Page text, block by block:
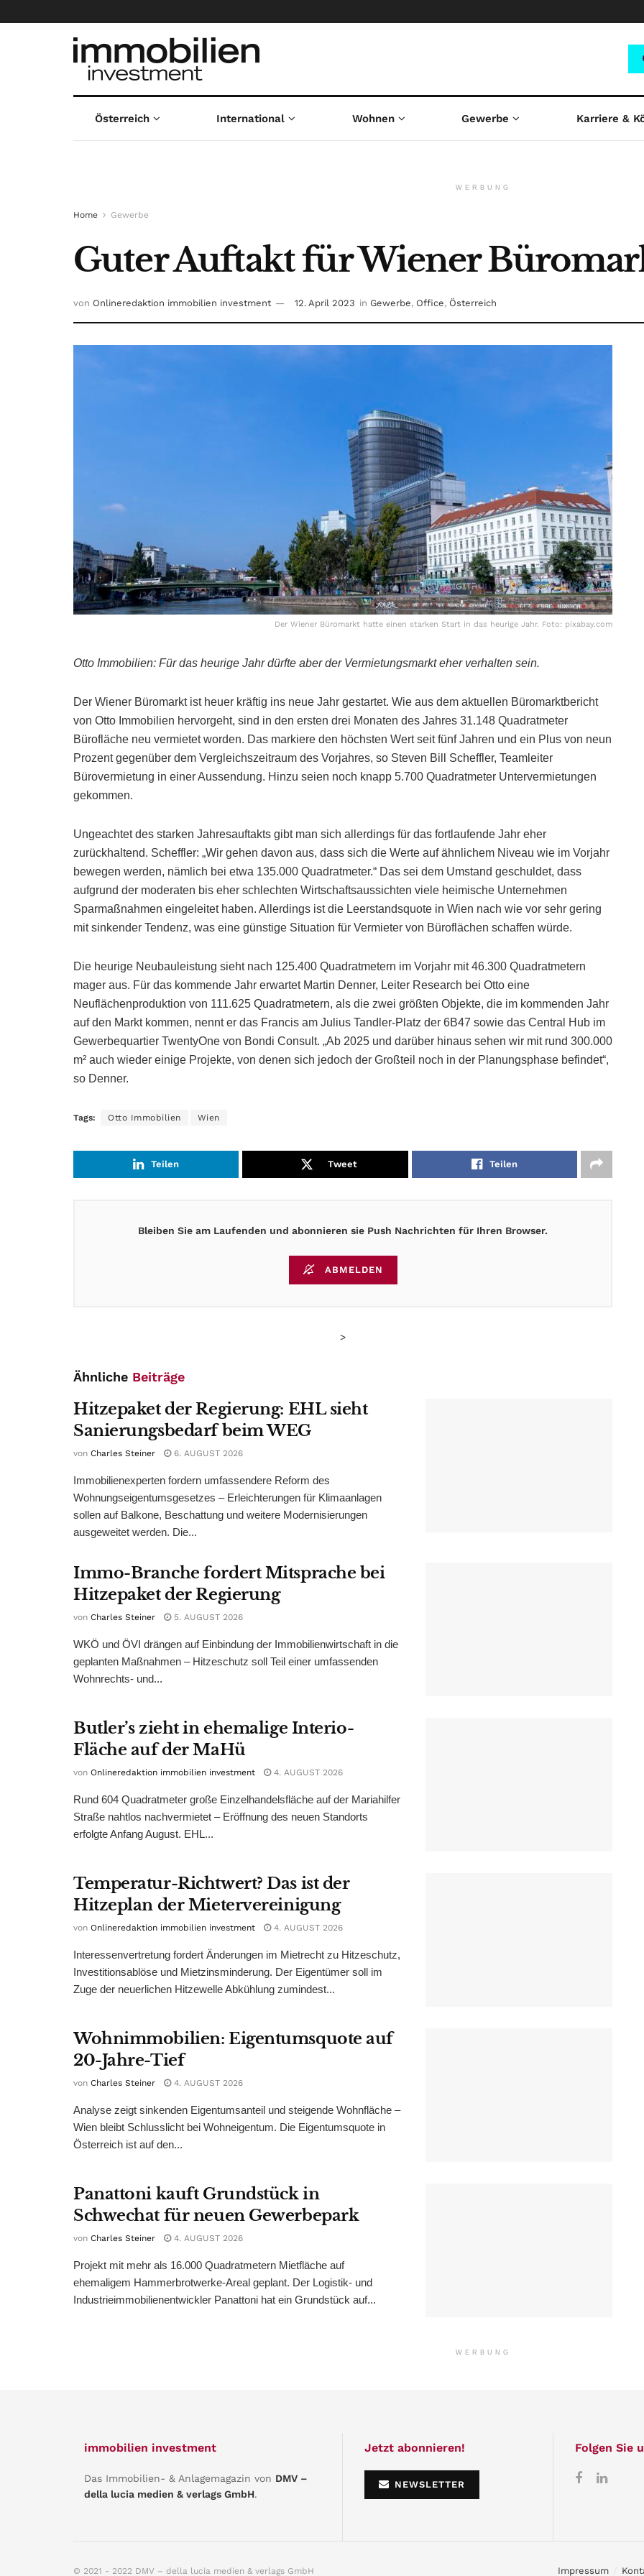
Österreich International Wohnen Gewerbe Karriere &
WERBUNG
Home Gewerbe
Guter Auftakt für Wiener
von Onlineredaktion immobilien investment 12. April 2023 in Gewerbe, Office, Österreich
Der Wiener Büromarkt hatte einen starken Start in das heurige Jahr. Foto: pixabay.com
Otto Immobilien: Für das heurige Jahr dürfte aber der Vermietungsmarkt eher verhalten sein.
Der Wiener Büromarkt ist heuer kräftig ins neue Jahr gestartet. Wie aus dem aktuellen Büromarktbericht
von Otto Immobilien hervorgeht, sind in den ersten drei Monaten des Jahres 31.148 Quadratmeter
Bürofläche neu vermietet worden. Das markiere den höchsten Wert seit fünf Jahren und ein Plus von neun
Prozent gegenüber dem Vergleichszeitraum des Vorjahres, so Steven Bill Scheffler, Teamleiter
Bürovermietung in einer Aussendung. Hinzu seien noch knapp 5.700 Quadratmeter Untervermietungen
gekommen.
Ungeachtet des starken Jahresauftakts gibt man sich allerdings für das fortlaufende Jahr eher
zurückhaltend. Scheffler: „Wir gehen davon aus, dass sich die Werte auf ähnlichem Niveau wie im Vorjahr
bewegen werden, nämlich bei etwa 135.000 Quadratmeter.“ Das sei dem Umstand geschuldet, dass
aufgrund der moderaten bis eher schlechten Wirtschaftsaussichten viele heimische Unternehmen
Sparmaßnahmen eingeleitet haben. Allerdings ist die Leerstandsquote in Wien nach wie vor sehr gering
mit sinkender Tendenz, was eine günstige Situation für Vermieter von Büroflächen schaffen würde.
Die heurige Neubauleistung sieht nach 125.400 Quadratmetern im Vorjahr mit 46.300 Quadratmetern
mager aus. Für das kommende Jahr erwartet Martin Denner, Leiter Research bei Otto eine
Neuflächenproduktion von 111.625 Quadratmetern, als die zwei größten Objekte, die im kommenden Jahr
auf den Markt kommen, nennt er das Francis am Julius Tandler-Platz der 6B47 sowie das Central Hub im
Gewerbequartier TwentyOne von Bondi Consult. „Ab 2025 und darüber hinaus sehen wir mit rund 300.000
m² auch wieder einige Projekte, von denen sich jedoch der Großteil noch in der Planungsphase befindet“,
so Denner.
Tags: Otto Immobilien Wien
Teilen Tweet Teilen
Bleiben Sie am Laufenden und abonnieren sie Push Nachrichten für Ihren Browser.
ABMELDEN
>
Ähnliche Beiträge
Hitzepaket der Regierung: EHL sieht
Sanierungsbedarf beim WEG
von Charles Steiner 6. AUGUST 2026
Immobilienexperten fordern umfassendere Reform des
Wohnungseigentumsgesetzes – Erleichterungen für Klimaanlagen
sollen auf Balkone, Beschattung und weitere Modernisierungen
ausgeweitet werden. Die...
Immo-Branche fordert Mitsprache bei
Hitzepaket der Regierung
von Charles Steiner 5. AUGUST 2026
WKÖ und ÖVI drängen auf Einbindung der Immobilienwirtschaft in die
geplanten Maßnahmen – Hitzeschutz soll Teil einer umfassenden
Wohnrechts- und...
Butler’s zieht in ehemalige Interio-
Fläche auf der MaHü
von Onlineredaktion immobilien investment 4. AUGUST 2026
Rund 604 Quadratmeter große Einzelhandelsfläche auf der Mariahilfer
Straße nahtlos nachvermietet – Eröffnung des neuen Standorts
erfolgte Anfang August. EHL...
Temperatur-Richtwert? Das ist der
Hitzeplan der Mietervereinigung
von Onlineredaktion immobilien investment 4. AUGUST 2026
Interessenvertretung fordert Änderungen im Mietrecht zu Hitzeschutz,
Investitionsablöse und Mietzinsminderung. Der Eigentümer soll im
Zuge der neuerlichen Hitzewelle Abkühlung zumindest...
Wohnimmobilien: Eigentumsquote auf
20-Jahre-Tief
von Charles Steiner 4. AUGUST 2026
Analyse zeigt sinkenden Eigentumsanteil und steigende Wohnfläche –
Wien bleibt Schlusslicht bei Wohneigentum. Die Eigentumsquote in
Österreich ist auf den...
Panattoni kauft Grundstück in
Schwechat für neuen Gewerbepark
von Charles Steiner 4. AUGUST 2026
Projekt mit mehr als 16.000 Quadratmetern Mietfläche auf
ehemaligem Hammerbrotwerke-Areal geplant. Der Logistik- und
Industrieimmobilienentwickler Panattoni hat ein Grundstück auf...
WERBUNG
immobilien investment
Das Immobilien- & Anlagemagazin von DMV –
della lucia medien & verlags GmbH.
Jetzt abonnieren!
NEWSLETTER
Folgen Sie
Impressum
© 2021 - 2022 DMV – della lucia medien & verlags GmbH